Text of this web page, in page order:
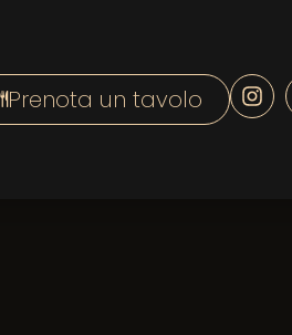
Prenota un tavolo